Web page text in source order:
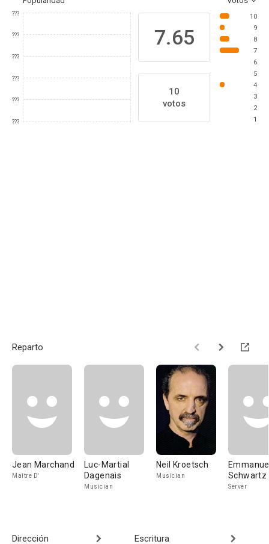
???
???
???
???
???
???
7.65
10
votos
10
9
8
7
6
5
4
3
2
1
Reparto
Jean Marchand
Maître D'
Luc-Martial
Dagenais
Musician
Neil Kroetsch
Musician
Schwartz
Server
Dirección Escritura